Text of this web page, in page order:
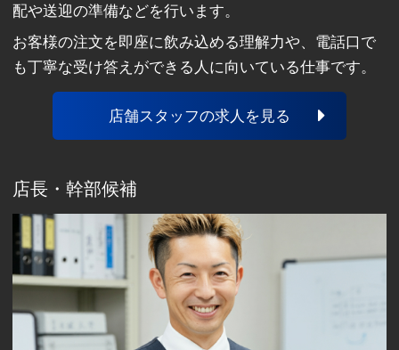
配や送迎の準備などを行います。
お客様の注文を即座に飲み込める理解力や、電話口で
も丁寧な受け答えができる人に向いている仕事です。
店舗スタッフの求人を見る
店長・幹部候補